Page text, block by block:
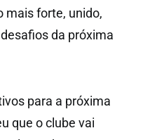
mais forte, unido,
da próxima
para a próxima
que o clube vai